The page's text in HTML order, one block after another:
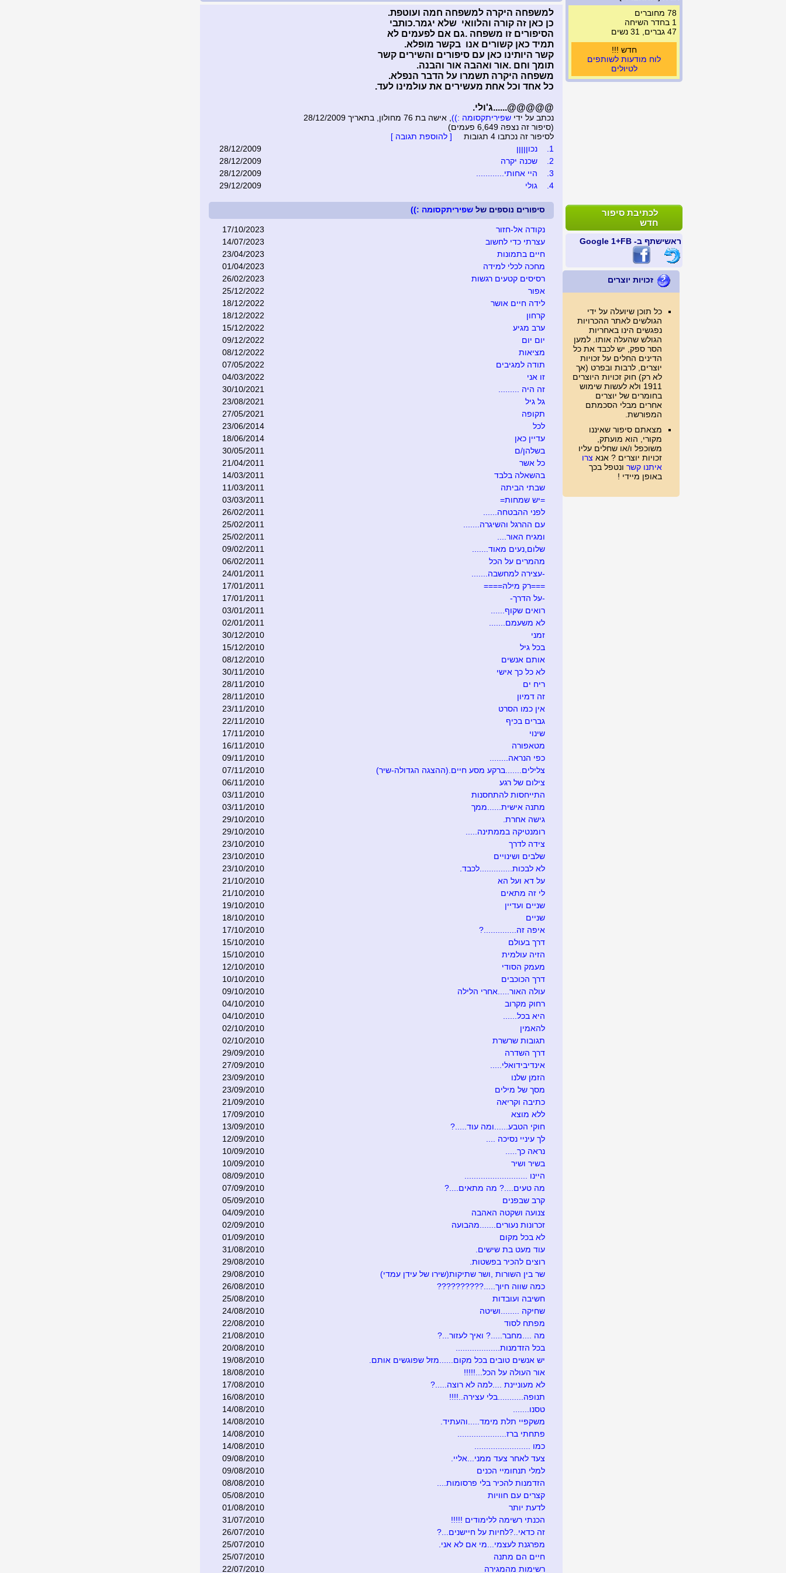
78 מחוברים
1 בחדר השיחה
47 גברים, 31 נשים
חדש !!!
לוח מודעות לשותפים
לטיולים
לכתיבת סיפור
חדש
ראשישתף ב- FB +1 Google
זכויות יוצרים
כל תוכן שיועלה על ידי
הגולשים לאתר ההכרויות
נפגשים הינו באחריות
הגולש שהעלה אותו. למען
הסר ספק, יש לכבד את כל
הדינים החלים על זכויות
יוצרים, לרבות ובפרט (אך
לא רק) חוק זכויות היוצרים
1911 ולא לעשות שימוש
בחומרים של יוצרים
אחרים מבלי הסכמתם
המפורשת.
מצאתם סיפור שאיננו
מקורי, הוא מועתק,
משוכפל ו/או שחלים עליו
זכויות יוצרים ? אנא צרו
איתנו קשר ונטפל בכך
באופן מיידי !
למשפחה היקרה למשפחה חמה ועוטפת.
כן כאן זה קורה והלוואי שלא יגמר.כותבי
הסיפורים זו משפחה .גם אם לפעמים לא
תמיד כאן קשורים אנו בקשר מופלא.
קשר היותינו כאן עם סיפורים והשירים קשר
תומך וחם .אור ואהבה אור והבנה.
משפחה היקרה תשמרו על הדבר הנפלא.
כל אחד וכל אחת מעשירים את עולמינו לעד.
@@@@@......ג'ולי.
נכתב על ידי שפיריתקסומה :)) , אישה בת 76 מחולון, בתאריך 28/12/2009
(סיפור זה נצפה 6,649 פעמים)
לסיפור זה נכתבו 4 תגובות
[ להוספת תגובה ]
1.
נכוןןןןן
28/12/2009
2.
שכנה יקרה
28/12/2009
3.
היי אחותי............
28/12/2009
4.
גולי 29/12/2009
סיפורים נוספים של שפיריתקסומה :))
נקודה אל-חזור
17/10/2023
עצרתי כדי לחשוב
14/07/2023
חיים בתמונות
23/04/2023
מחכה לכלי למידה
01/04/2023
רסיסים קטעים רגשות
26/02/2023
אפור
25/12/2022
לידה חיים אושר
18/12/2022
קרחון
18/12/2022
ערב מגיע
15/12/2022
יום יום
09/12/2022
מציאות
08/12/2022
תודה למגיבים
07/05/2022
זו אני
04/03/2022
זה היה .........
30/10/2021
גל גיל
23/08/2021
תקופה
27/05/2021
לכל
23/06/2014
עדיין כאן
18/06/2014
בשלהן/ם
30/05/2011
כל אשר
21/04/2011
בהשאלה בלבד
14/03/2011
שבתי הביתה
11/03/2011
=יש שמחות=
03/03/2011
לפני ההבטחה......
26/02/2011
עם ההרגל והשיגרה.......
25/02/2011
ומגיח האור....
25/02/2011
שלום,נעים מאוד.......
09/02/2011
מהמרים על הכל
06/02/2011
-עצירה למחשבה.......
24/01/2011
===רק מילה====
17/01/2011
-על הדרך-
17/01/2011
רואים שקוף......
03/01/2011
לא משעמם.......
02/01/2011
זמני
30/12/2010
בכל גיל
15/12/2010
אותם אנשים
08/12/2010
לא כל כך אישי
30/11/2010
ריח ים
28/11/2010
זה דמיון
28/11/2010
אין כמו הסרט
23/11/2010
גברים בכיף
22/11/2010
שינוי
17/11/2010
מטאפורה
16/11/2010
כפי הנראה........
09/11/2010
צלילים.......ברקע מסע חיים.(ההצגה הגדולה-שיר)
07/11/2010
צילום של רגע
06/11/2010
התייחסות להתחסנות
03/11/2010
מתנה אישית......ממך
03/11/2010
גישה אחרת.
29/10/2010
רומנטיקה בממתינה.....
29/10/2010
צידה לדרך
23/10/2010
שלבים ושינויים
23/10/2010
לא לבכות..............לכבד.
23/10/2010
על דא ועל הא
21/10/2010
לי זה מתאים
21/10/2010
שניים ועדיין
19/10/2010
שניים
18/10/2010
איפה זה..............?
17/10/2010
דרך בעולם
15/10/2010
הזיה עולמית
15/10/2010
מעמק הסודי
12/10/2010
דרך הכוכבים
10/10/2010
עולה האור.....אחרי הלילה
09/10/2010
רחוק מקרוב
04/10/2010
היא בכל......
04/10/2010
להאמין
02/10/2010
תגובות שרשרת
02/10/2010
דרך השדרה
29/09/2010
אינדיבידואלי.....
27/09/2010
הזמן שלנו
23/09/2010
מסך של מילים
23/09/2010
כתיבה וקריאה
21/09/2010
ללא מוצא
17/09/2010
חוקי הטבע......ומה עוד.....?
13/09/2010
לך עיניי נסיכה ....
12/09/2010
נראה כך.....
10/09/2010
בשיר ושיר
10/09/2010
היינו ...........................
08/09/2010
מה טעים....? מה מתאים....?
07/09/2010
קרב שבפנים
05/09/2010
צנועה ושקטה האהבה
04/09/2010
זכרונות נעורים.......מהבועה
02/09/2010
לא בכל מקום
01/09/2010
עוד מעט בת שישים.
31/08/2010
רוצים להכיר בפשטות.
29/08/2010
שר בין השורות ,ושר שתיקות(שירו של עידן עמדי)
29/08/2010
כמה שווה חיוך.....??????????
26/08/2010
חשיבה ועובדות
25/08/2010
שחיקה ........ושיטה
24/08/2010
מפתח לסוד
22/08/2010
מה ....מחבר.....? ואיך לעזור...?
21/08/2010
בכל הזדמנות...................
20/08/2010
יש אנשים טובים בכל מקום......מזל שפוגשים אותם.
19/08/2010
אור העולה על הכל...!!!!!
18/08/2010
לא מעוניינת ....למה לא רוצה.....?
17/08/2010
תנופה...........בלי עצירה..!!!!
16/08/2010
טסנו.......
14/08/2010
משקפיי תלת מימד.....והעתיד.
14/08/2010
פתחתי ברז.....................
14/08/2010
כמו ........................
14/08/2010
צעד לאחר צעד ממני...אליי.
09/08/2010
למלי תנחומיי הכנים
09/08/2010
הזדמנות להכיר בלי פרסומות....
08/08/2010
קצרים עם חוויות
05/08/2010
לדעת יותר
01/08/2010
הכנתי רשימה ללימודים !!!!!
31/07/2010
זה כדאי..?לחיות על חיישנים...?
26/07/2010
מפרגנת לעצמי...מי אם לא אני.
25/07/2010
חיים הם מתנה
25/07/2010
רשימות מהמגירה
22/07/2010